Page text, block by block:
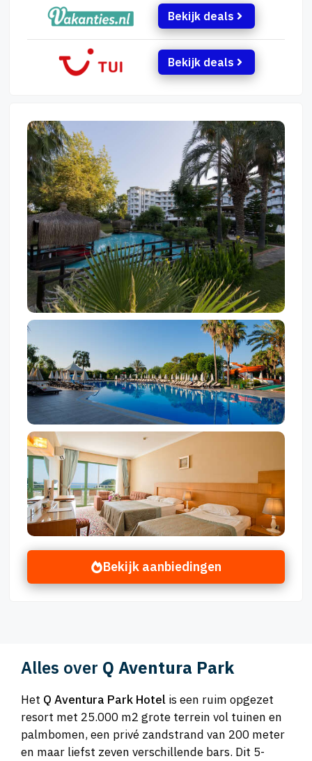
Bekijk aanbiedingen
Bekijk deals
Bekijk deals
Alles over Q Aventura Park
Het Q Aventura Park Hotel is een ruim opgezet
resort met 25.000 m2 grote terrein vol tuinen en
palmbomen, een privé zandstrand van 200 meter
en maar liefst zeven verschillende bars. Dit 5-